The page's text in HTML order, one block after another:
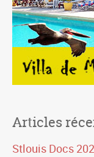
Articles
Stlouis Docs